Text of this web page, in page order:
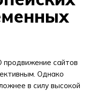
продвижение сайтов
Однако
в силу высокой